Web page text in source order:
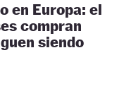
en Europa: el
compran
siendo